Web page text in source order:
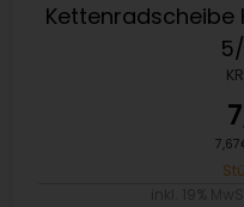
Kettenradscheibe